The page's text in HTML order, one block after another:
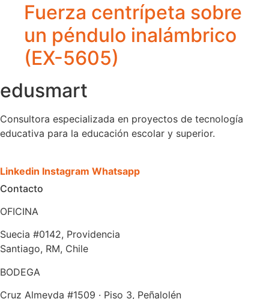
Fuerza centrípeta sobre
un péndulo inalámbrico
(EX-5605)
edusmart
Consultora especializada en proyectos de tecnología
educativa para la educación escolar y superior.
Linkedin Instagram Whatsapp
Contacto
OFICINA
Suecia #0142, Providencia
Santiago, RM, Chile
BODEGA
Cruz Almeyda #1509 · Piso 3, Peñalolén